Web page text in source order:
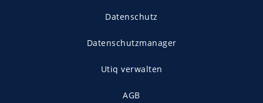
Datenschutz
Datenschutzmanager
Utiq verwalten
AGB